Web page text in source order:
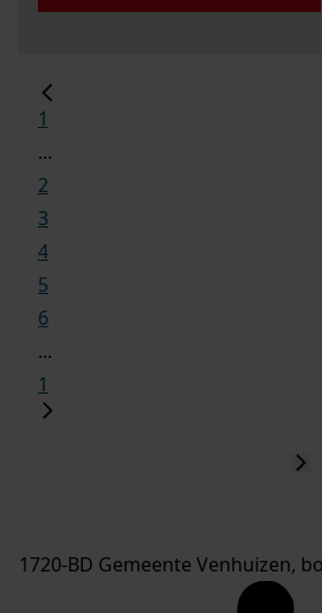
1
...
2
3
4
5
6
...
1
1720-BD Gemeente Venhuizen,